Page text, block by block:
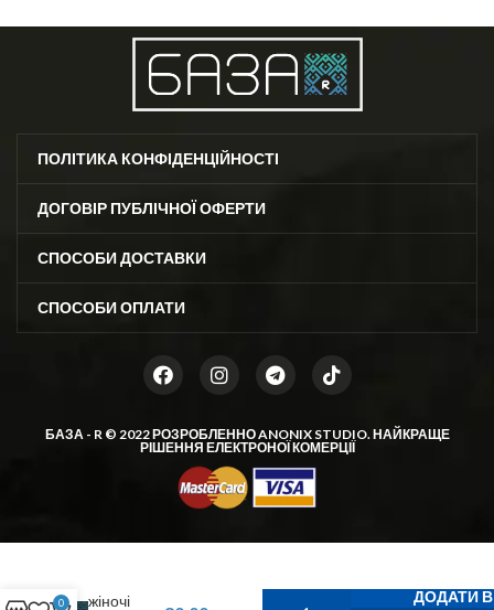
ПОЛІТИКА КОНФІДЕНЦІЙНОСТІ
ДОГОВІР ПУБЛІЧНОЇ ОФЕРТИ
СПОСОБИ ДОСТАВКИ
СПОСОБИ ОПЛАТИ
БАЗА - R © 2022 РОЗРОБЛЕННОANONIX STUDIO. НАЙКРАЩЕ
РІШЕННЯ ЕЛЕКТРОНОЇ КОМЕРЦІЇ
жіночі
ДОДАТИ
0